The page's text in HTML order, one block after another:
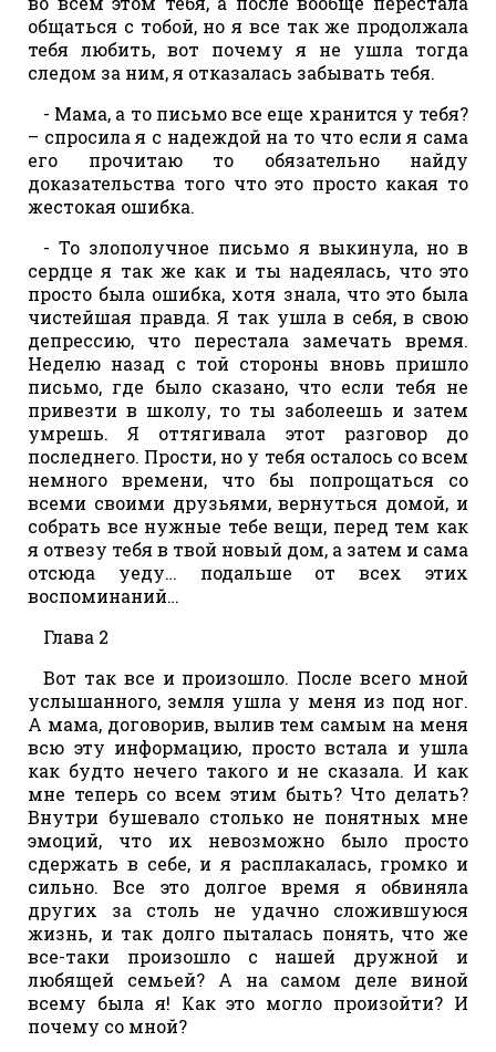
общаться с тобой, но я все так же продолжала
тебя любить, вот почему я не ушла тогда
следом за ним, я отказалась забывать тебя.
- Мама, а то письмо все еще хранится у тебя?
– спросила я с надеждой на то что если я сама
его прочитаю то обязательно найду
доказательства того что это просто какая то
жестокая ошибка.
- То злополучное письмо я выкинула, но в
сердце я так же как и ты надеялась, что это
просто была ошибка, хотя знала, что это была
чистейшая правда. Я так ушла в себя, в свою
депрессию, что перестала замечать время.
Неделю назад с той стороны вновь пришло
письмо, где было сказано, что если тебя не
привезти в школу, то ты заболеешь и затем
умрешь. Я оттягивала этот разговор до
последнего. Прости, но у тебя осталось со всем
немного времени, что бы попрощаться со
всеми своими друзьями, вернуться домой, и
собрать все нужные тебе вещи, перед тем как
я отвезу тебя в твой новый дом, а затем и сама
отсюда уеду… подальше от всех этих
воспоминаний…
Глава 2
Вот так все и произошло. После всего мной
услышанного, земля ушла у меня из под ног.
А мама, договорив, вылив тем самым на меня
всю эту информацию, просто встала и ушла
как будто нечего такого и не сказала. И как
мне теперь со всем этим быть? Что делать?
Внутри бушевало столько не понятных мне
эмоций, что их невозможно было просто
сдержать в себе, и я расплакалась, громко и
сильно. Все это долгое время я обвиняла
других за столь не удачно сложившуюся
жизнь, и так долго пыталась понять, что же
все-таки произошло с нашей дружной и
любящей семьей? А на самом деле виной
всему была я! Как это могло произойти? И
почему со мной?